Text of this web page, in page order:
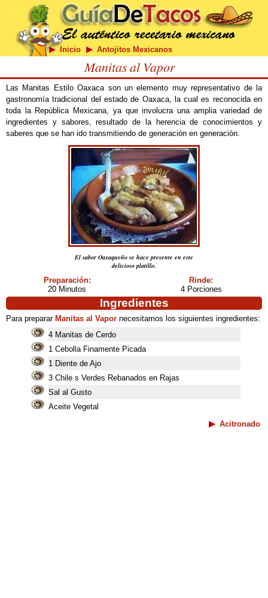
Inicio Antojitos Mexicanos
Manitas al Vapor
Las Manitas Estilo Oaxaca son un elemento muy representativo de la
gastronomía tradicional del estado de Oaxaca, la cual es reconocida en
toda la República Mexicana, ya que involucra una amplia variedad de
ingredientes y sabores, resultado de la herencia de conocimientos y
saberes que se han ido transmitiendo de generación en generación.
El sabor Oaxaqueño se hace presente en este
delicioso platillo.
Preparación:
20 Minutos
Rinde:
4 Porciones
Ingredientes
Para preparar Manitas al Vapor necesitamos los siguientes ingredientes:
4 Manitas de Cerdo
1 Cebolla Finamente Picada
1 Diente de Ajo
3 Chile s Verdes Rebanados en Rajas
Sal al Gusto
Aceite Vegetal
Acitronado